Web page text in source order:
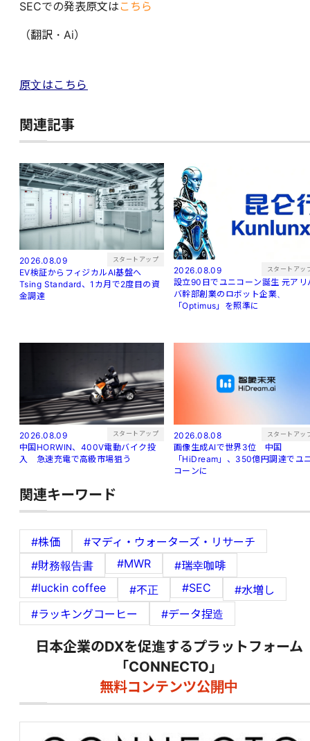
SECでの発表原文は こちら
（翻訳・Ai）
原文はこちら
関連記事
2026.08.09 スタートアップ
EV検証からフィジカルAI基盤へ
Tsing Standard、1カ月で2度目の資
金調達
2026.08.09 スタートアッ
設立90日でユニコーン誕生 元アリバ
バ幹部創業のロボット企業、
「Optimus」を照準に
2026.08.09 スタートアップ
中国HORWIN、400V電動バイク投
入 急速充電で高級市場狙う
2026.08.08 スタートアッ
画像生成AIで世界3位 中国
「HiDream」、350億円調達でユ
コーンに
関連キーワード
#株価
#マディ・ウォーターズ・リサーチ
#財務報告書
#MWR
#瑞幸咖啡
#luckin coffee
#不正 #SEC
#水増し
#ラッキングコーヒー
#データ捏造
日本企業のDXを促進するプラットフォーム
「CONNECTO」
無料コンテンツ公開中